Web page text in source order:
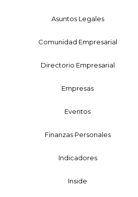
Asuntos Legales
Comunidad Empresarial
Directorio Empresarial
Empresas
Eventos
Finanzas Personales
Indicadores
Inside